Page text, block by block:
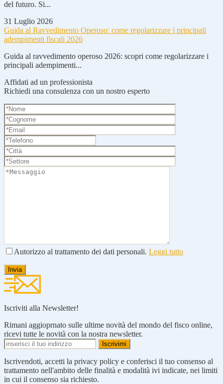
del futuro. Si...
31 Luglio 2026
Guida al Ravvedimento Operoso: come regolarizzare i principali
adempimenti fiscali 2026
Guida al ravvedimento operoso 2026: scopri come regolarizzare i
principali adempimenti...
Affidati ad un professionista
Richiedi una consulenza con un nostro esperto
Autorizzo al trattamento dei dati personali. Leggi tutto
Iscriviti alla Newsletter!
Rimani aggioprnato sulle ultime novità del mondo del fisco online,
ricevi tutte le novità con la nostra newsletter.
Iscrivendoti, accetti la privacy policy e conferisci il tuo consenso al
trattamento nell'ambito delle finalità e modalità ivi indicate, nei limiti
in cui il consenso sia richiesto.